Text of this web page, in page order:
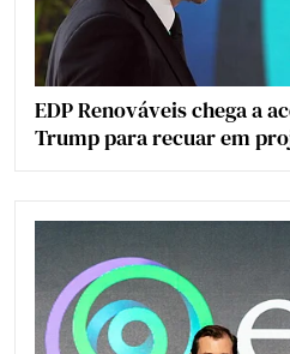
EDP Renováveis chega a
Trump para recuar em